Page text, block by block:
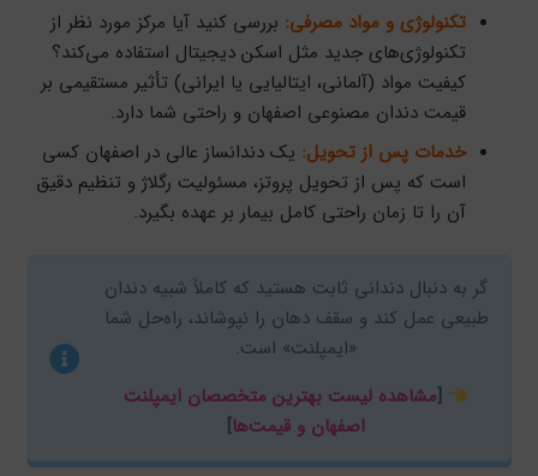
تکنولوژی و مواد مصرفی: بررسی کنید آیا مرکز مورد نظر از
تکنولوژی‌های جدید مثل اسکن دیجیتال استفاده می‌کند؟
کیفیت مواد (آلمانی، ایتالیایی یا ایرانی) تأثیر مستقیمی بر
قیمت دندان مصنوعی اصفهان و راحتی شما دارد.
خدمات پس از تحویل: یک دندانساز عالی در اصفهان کسی
است که پس از تحویل پروتز، مسئولیت رگلاژ و تنظیم دقیق
آن را تا زمان راحتی کامل بیمار بر عهده بگیرد.
گر به دنبال دندانی ثابت هستید که کاملاً شبیه دندان
طبیعی عمل کند و سقف دهان را نپوشاند، راه‌حل شما
«ایمپلنت» است.
[مشاهده لیست بهترین متخصصان ایمپلنت
اصفهان و قیمت‌ها]